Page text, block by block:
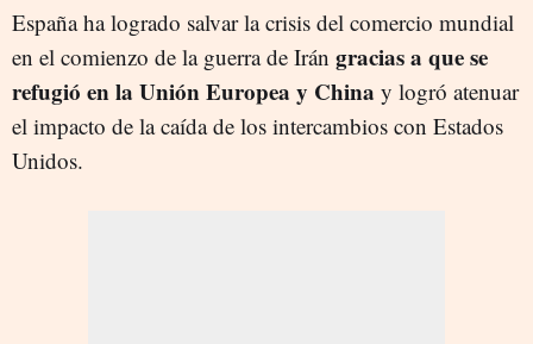
España ha logrado salvar la crisis del comercio mundial
en el comienzo de la guerra de Irán gracias a que se
refugió en la Unión Europea y China y logró atenuar
el impacto de la caída de los intercambios con Estados
Unidos.